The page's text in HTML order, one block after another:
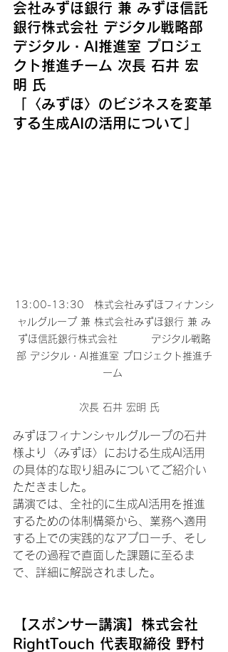
会社みずほ銀行 兼 みずほ信託
銀行株式会社 デジタル戦略部
デジタル・AI推進室 プロジェ
クト推進チーム 次長 石井 宏
明 氏
「〈みずほ〉のビジネスを変革
する生成AIの活用について」
13:00-13:30　株式会社みずほフィナンシ
ャルグループ 兼 株式会社みずほ銀行 兼 み
ずほ信託銀行株式会社 　　　デジタル戦略
部 デジタル・AI推進室 プロジェクト推進チ
ーム
次長 石井 宏明 氏
みずほフィナンシャルグループの石井
様より〈みずほ〉における生成AI活用
の具体的な取り組みについてご紹介い
ただきました。
講演では、全社的に生成AI活用を推進
するための体制構築から、業務へ適用
する上での実践的なアプローチ、そし
てその過程で直面した課題に至るま
で、詳細に解説されました。
【スポンサー講演】株式会社
RightTouch 代表取締役 野村